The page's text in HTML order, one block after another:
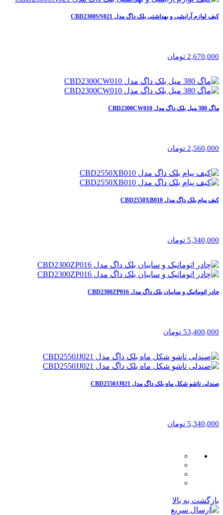
کیف لوازم آرایشی و بهداشتی بلک داگ مدل CBD2300SN021
2,670,000 تومان
ماگ 380 میل بلک داگ مدل CBD2300CW010
2,560,000 تومان
کیف پیام بلک داگ مدل CBD2550XB010
5,340,000 تومان
چادر اتوماتیک و سایبان بلک‌ داگ مدل CBD2300ZP016
53,400,000 تومان
صندلی تاشو شکل ماه بلک داگ مدل CBD2550JJ021
5,340,000 تومان
بازگشت به بالا